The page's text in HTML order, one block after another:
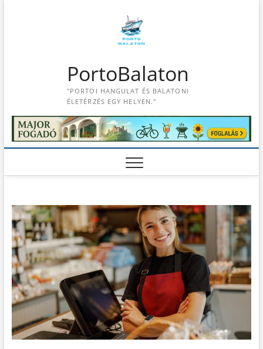
n
PortoBalaton
"PORTOI HANGULAT ÉS BALATONI
ÉLETÉRZÉS EGY HELYEN."